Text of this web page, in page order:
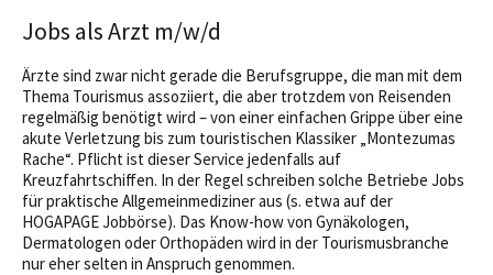
Jobs als Arzt m/w/d
Ärzte sind zwar nicht gerade die Berufsgruppe, die man mit dem
Thema Tourismus assoziiert, die aber trotzdem von Reisenden
regelmäßig benötigt wird – von einer einfachen Grippe über eine
akute Verletzung bis zum touristischen Klassiker „Montezumas
Rache“. Pflicht ist dieser Service jedenfalls auf
Kreuzfahrtschiffen. In der Regel schreiben solche Betriebe Jobs
für praktische Allgemeinmediziner aus (s. etwa auf der
HOGAPAGE Jobbörse). Das Know-how von Gynäkologen,
Dermatologen oder Orthopäden wird in der Tourismusbranche
nur eher selten in Anspruch genommen.